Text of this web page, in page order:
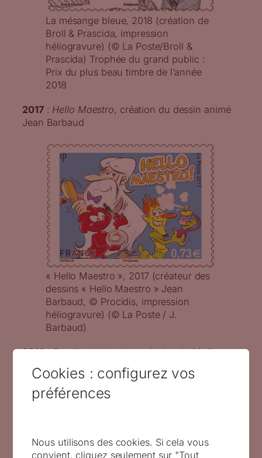
La mésange bleue, 2018 (création de
Broll & Prascida, impression
héliogravure) (© La Poste/Broll &
Prascida) Trophée du grand public :
Prix du plus beau timbre de l’année
2018
2017: Hello Maestro, création du dessin animé
Jean Barbaud
« Hello Maestro », 2017 (créateur des
dessins « Hello Maestro » Jean
Barbaud, © Procidis, impression
héliogravure) (© La Poste / J.
Barbaud)
2016:Bataille de Verdun, création de Maël,
Cookies : configurez vos
préférences
Nous utilisons des cookies. Si cela vous
convient, cliquez seulement sur "Tout